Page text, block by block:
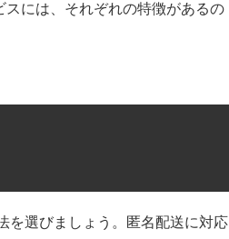
スには、それぞれの特徴があるの
を選びましょう。匿名配送に対応